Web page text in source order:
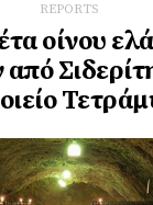
REPORTS
οίνου